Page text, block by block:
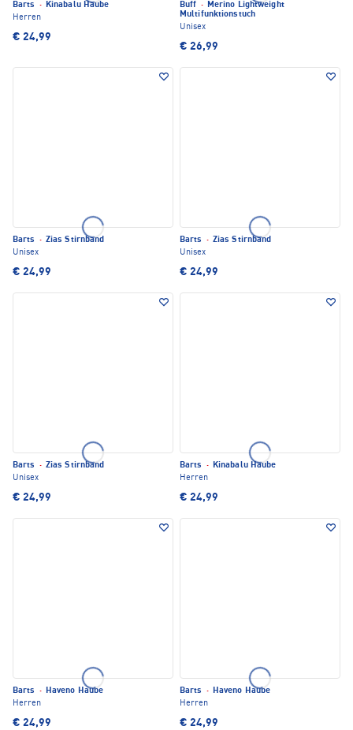
Barts · Kinabalu Haube
Herren
€ 24,99
Buff · Merino Lightweight
Multifunktionstuch
Unisex
€ 26,99
Barts · Zias Stirnband
Unisex
€ 24,99
Barts · Zias Stirnband
Unisex
€ 24,99
Barts · Zias Stirnband
Unisex
€ 24,99
Barts · Kinabalu Haube
Herren
€ 24,99
Barts · Haveno Haube
Herren
€ 24,99
Barts · Haveno Haube
Herren
€ 24,99